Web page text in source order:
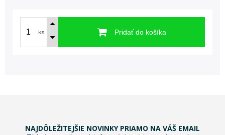
ks Pridať do košíka
NAJDÔLEŽITEJŠIE NOVINKY PRIAMO NA VÁŠ EMAIL